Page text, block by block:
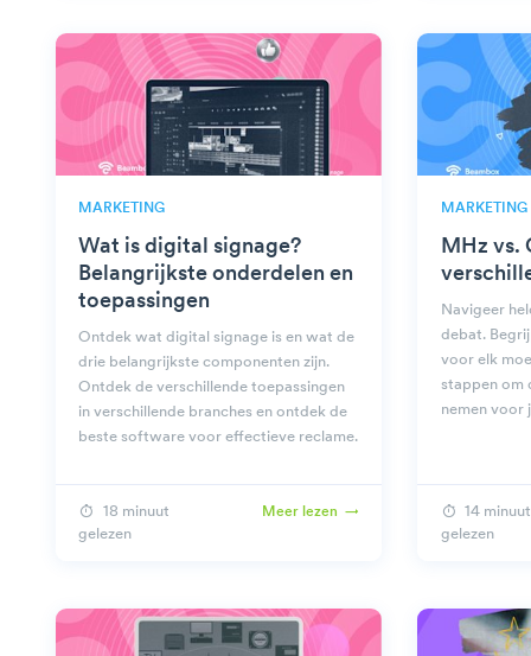
MARKETING
Wat is digital signage?
Belangrijkste onderdelen en
toepassingen
Ontdek wat digital signage is en wat de
drie belangrijkste componenten zijn.
Ontdek de verschillende toepassingen
in verschillende branches en ontdek de
beste software voor effectieve reclame.
18 minuut
gelezen
Meer lezen
MARKETING
MHz vs.
Navigeer
debat.
voor elk
stappen om
nemen voor
14 minuut
gelezen